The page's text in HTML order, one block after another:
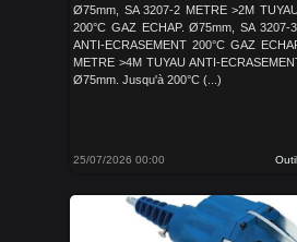
Ø75mm, SA 3207-2 METRE >2M
200°C GAZ ECHAP. Ø75mm, SA 3207-
ANTI-ECRASEMENT 200°C GAZ
METRE >4M TUYAU ANTI-
Ø75mm. Jusqu'à 200°C (...)
25/07/2026 00:00